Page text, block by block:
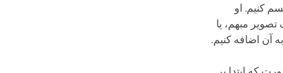
کنیم. او
مبهم، یا
آن اضافه کنیم.